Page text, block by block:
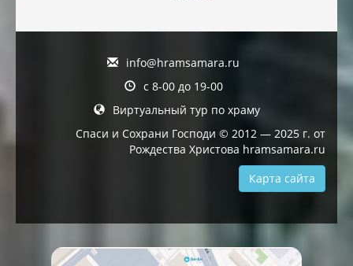
info@hramsamara.ru
с 8-00 до 19-00
Виртуальный тур по храму
Спаси и Сохрани Господи © 2012 — 2025 г. от
Рождества Христова hramsamara.ru
Карта сайта